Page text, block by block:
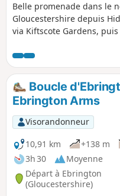
Belle promenade dans le
Gloucestershire depuis
via Kiftscote Gardens, puis
et en revenant par
travers Hidcote Boyce et
On peut parfois apercevoir
chevreuils.
Boucle
Ebrington Arms
Visorandonneur
10,91 km
+138 m
3h 30
Moyenne
Départ à Ebrington
(Gloucestershire)